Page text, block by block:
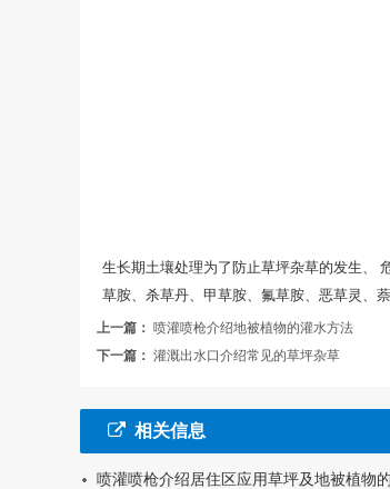
生长期土壤处理为了防止草坪杂草的发生、
草胺、杀草丹、甲草胺、氟草胺、恶草灵、
上一篇： 喷灌喷枪介绍地被植物的灌水方法
下一篇： 灌溉出水口介绍常见的草坪杂草
相关信息
喷灌喷枪介绍居住区应用草坪及地被植物